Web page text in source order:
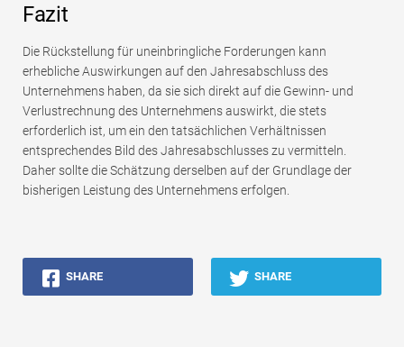
Fazit
Die Rückstellung für uneinbringliche Forderungen kann
erhebliche Auswirkungen auf den Jahresabschluss des
Unternehmens haben, da sie sich direkt auf die Gewinn- und
Verlustrechnung des Unternehmens auswirkt, die stets
erforderlich ist, um ein den tatsächlichen Verhältnissen
entsprechendes Bild des Jahresabschlusses zu vermitteln.
Daher sollte die Schätzung derselben auf der Grundlage der
bisherigen Leistung des Unternehmens erfolgen.
SHARE SHARE